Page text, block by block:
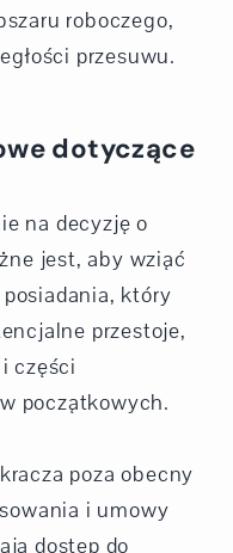
roboczego,
przesuwu.
dotyczące
na decyzję o
jest, aby wziąć
który
przestoje,
części
początkowych.
poza obecny
i umowy
dostęp do